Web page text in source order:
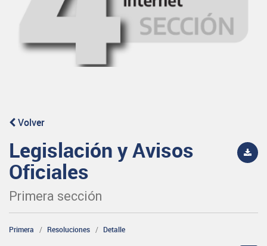
Volver
Legislación y Avisos
Oficiales
Primera sección
Primera Resoluciones Detalle